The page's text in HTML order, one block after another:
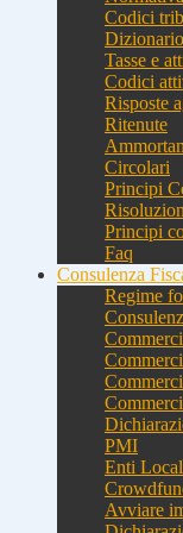
Codici
Tasse e
Codici
Risposte
Ritenute
Circolari
Principi
Principi
Faq
Consulenza
Regime
PMI
Enti
Avviare